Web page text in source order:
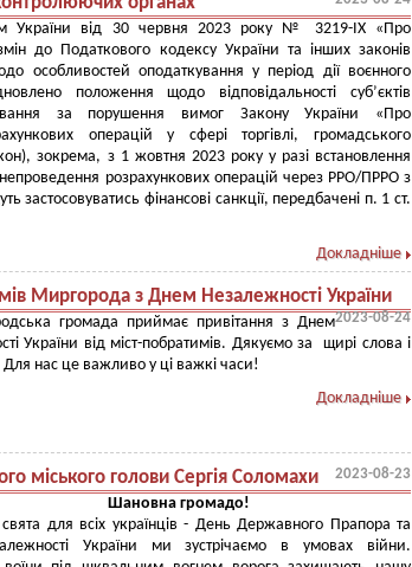
України від 30 червня 2023 року № 3219-IX «Про
до Податкового кодексу України та інших законів
особливостей оподаткування у період дії воєнного
положення щодо відповідальності суб’єктів
за порушення вимог Закону України «Про
операцій у сфері торгівлі, громадського
зокрема, з 1 жовтня 2023 року у разі встановлення
розрахункових операцій через РРО/ПРРО з
застосовуватись фінансові санкції, передбачені п. 1 ст.
Докладніше
Миргорода з Днем Незалежності України
2023-08-24
громада приймає привітання з Днем
України від міст-побратимів. Дякуємо за щирі слова і
Для нас це важливо у ці важкі часи!
Докладніше
міського голови Сергія Соломахи 2023-08-23
Шановна громадо!
свята для всіх українців - День Державного Прапора та
України ми зустрічаємо в умовах війни.